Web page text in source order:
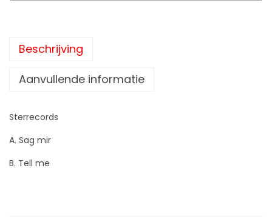
i
n
t
Beschrijving
Aanvullende informatie
Sterrecords
A. Sag mir
B. Tell me